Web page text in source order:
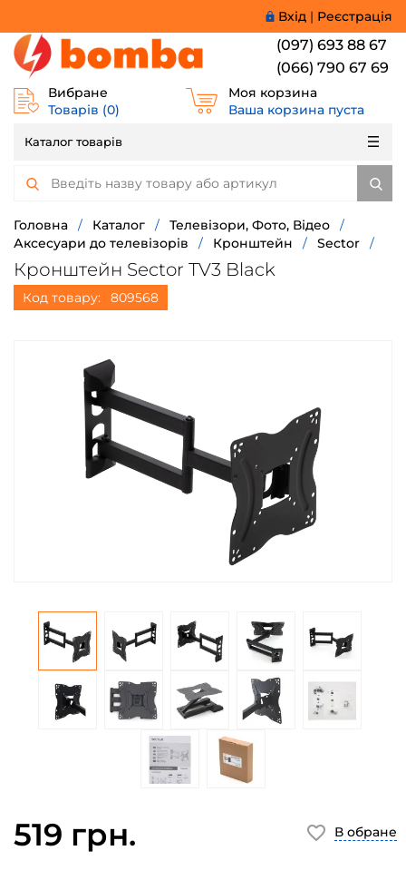
Вхід | Реєстрація
(097) 693 88 67
(066) 790 67 69
Вибране
Товарів (0)
Моя корзина
Ваша корзина пуста
Каталог товарів
Головна / Каталог / Телевізори, Фото, Відео
/
Аксесуари до телевізорів
/ Кронштейн / Sector /
Кронштейн Sector TV3 Black
Код товару: 809568
519 грн. В обране